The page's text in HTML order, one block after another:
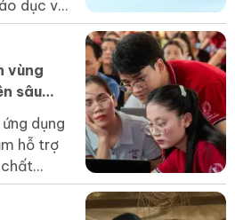
dục và
thảo
tương
khỏe
vùng
sâu
dụng
hỗ trợ